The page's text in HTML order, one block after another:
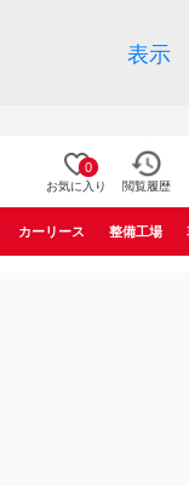
表示
0
お気に入り 閲覧履歴
カーリース 整備工場